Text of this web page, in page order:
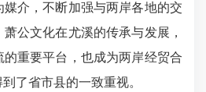
介，不断加强与两岸各地的交
公文化在尤溪的传承与发展，
的重要平台，也成为两岸经贸合
了省市县的一致重视。